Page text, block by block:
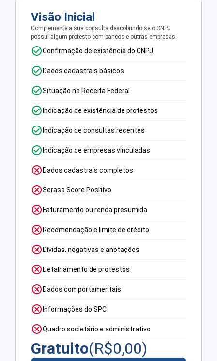
Visão Inicial
Complemente a sua consulta descobrindo se o CNPJ
possui algum protesto com bancos e outras empresas.
Confirmação de existência do CNPJ
Dados cadastrais básicos
Situação na Receita Federal
Indicação de existência de protestos
Indicação de consultas recentes
Indicação de empresas vinculadas
Dados cadastrais completos
Serasa Score Positivo
Faturamento ou renda presumida
Recomendação e limite de crédito
Dívidas, negativas e anotações
Detalhamento de protestos
Dados comportamentais
Informações do SPC
Quadro societário e administrativo
Gratuito(R$0,00)